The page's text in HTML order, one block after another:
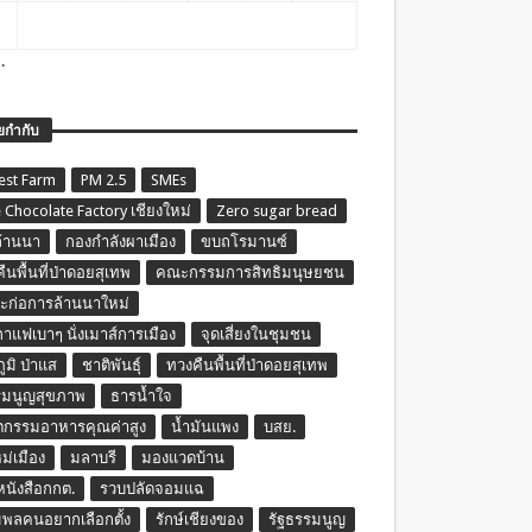
กำกับ
Farm PM 2.5
SMEs
Chocolate Factory เชียงใหม่
Zero sugar bread
นนา
กองกำลังผาเมือง
ขบถโรมานซ์
นพื้นที่ป่าดอยสุเทพ
คณะกรรมการสิทธิมนุษยชน
ก่อการล้านนาใหม่
แฟเบาๆ นั่งเมาส์การเมือง
จุดเสี่ยงในชุมชน
มิ ป่าแส
ชาติพันธุ์
ทวงคืนพื้นที่ป่าดอยสุเทพ
มนูญสุขภาพ
ธารน้ำใจ
กรรมอาหารคุณค่าสูง
น้ำมันแพง
บสย.
เมือง
มลาบรี
มองแวดบ้าน
นังสือกกต.
รวบปลัดจอมแฉ
ลคนอยากเลือกตั้ง
รักษ์เชียงของ รัฐธรรมนูญ